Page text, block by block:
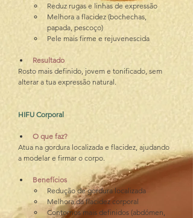
Reduz rugas e linhas de expressão
Melhora a flacidez (bochechas,
papada, pescoço)
Pele mais firme e rejuvenescida
Resultado
Rosto mais definido, jovem e tonificado, sem
alterar a tua expressão natural.
HIFU Corporal
O que faz?
Atua na gordura localizada e flacidez, ajudando
a modelar e firmar o corpo.
Benefícios
Redução de gordura localizada
Melhora da flacidez corporal
Contornos mais definidos (abdómen,